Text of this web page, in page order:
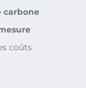
carbone
coûts